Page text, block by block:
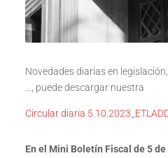
Novedades diarias en
…, puede descargar nuestra
Circular diaria
En el Mini Boletín Fiscal de 5